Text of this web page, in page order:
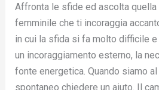
Affronta le sfide ed ascolta quella
femminile che ti incoraggia
in cui la sfida si fa molto difficile
un incoraggiamento esterno, la
fonte energetica. Quando siamo
spontaneo chiedere un aiuto. Il